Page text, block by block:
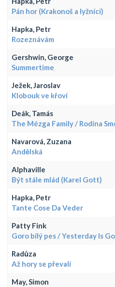
Pán hor (Krakonoš a lyžníci)
Hapka, Petr
Rozeznávám
Gershwin, George
Summertime
Ježek, Jaroslav
Klobouk ve křoví
Deák, Tamás
The Mézga Family / Rodina
Navarová, Zuzana
Andělská
Alphaville
Být stále mlád (Karel Gott)
Hapka, Petr
Tante Cose Da Veder
Patty Fink
Goro bílý pes / Yesterday Is
Radůza
Až hory se převalí
May, Simon